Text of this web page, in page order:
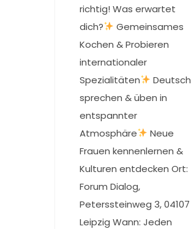
richtig! Was erwartet
dich?
Gemeinsames
Kochen & Probieren
internationaler
Spezialitäten
Deutsch
sprechen & üben in
entspannter
Atmosphäre
Neue
Frauen kennenlernen &
Kulturen entdecken Ort:
Forum Dialog,
Peterssteinweg 3, 04107
Leipzig Wann: Jeden